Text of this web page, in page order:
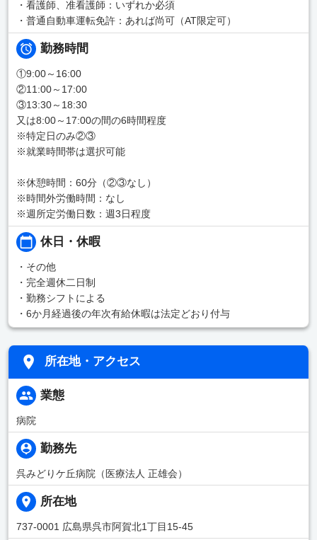
・看護師、准看護師：いずれか必須
・普通自動車運転免許：あれば尚可（AT限定可）
勤務時間
①9:00～16:00
②11:00～17:00
③13:30～18:30
又は8:00～17:00の間の6時間程度
※特定日のみ②③
※就業時間帯は選択可能
※休憩時間：60分（②③なし）
※時間外労働時間：なし
※週所定労働日数：週3日程度
休日・休暇
・その他
・完全週休二日制
・勤務シフトによる
・6か月経過後の年次有給休暇は法定どおり付与
所在地・アクセス
業態
病院
勤務先
呉みどりケ丘病院（医療法人 正雄会）
所在地
737-0001 広島県呉市阿賀北1丁目15-45